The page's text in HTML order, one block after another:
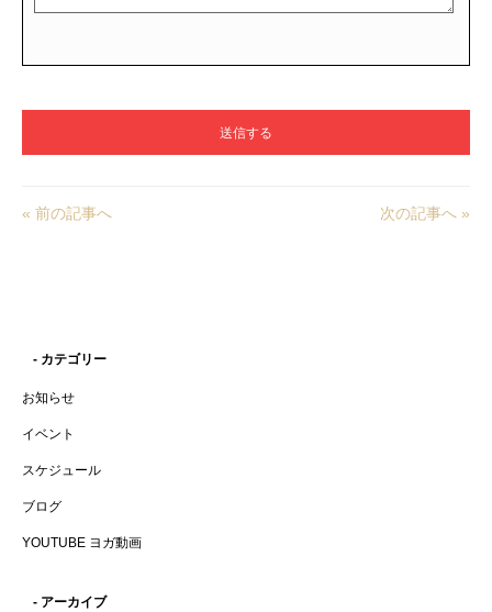
« 前の記事へ 次の記事へ »
- カテゴリー
お知らせ
イベント
スケジュール
ブログ
YOUTUBE ヨガ動画
- アーカイブ